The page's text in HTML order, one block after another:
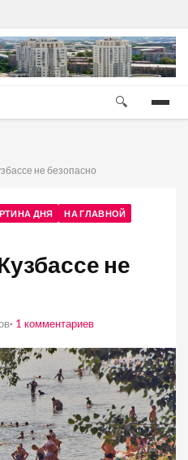
🔍
не безопасно
ДНЯ
НА ГЛАВНОЙ
не
· 1 комментариев